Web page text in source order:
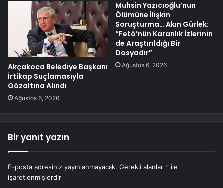
Akçakoca Belediye Başkanı
İrtikap Suçlamasıyla
Gözaltına Alındı
Ağustos 6, 2026
Muhsin Yazıcıoğlu’nun
Ölümüne İlişkin
Soruşturma… Akın Gürlek:
“Fetö’nün Karanlık İzlerinin
de Araştırıldığı Bir
Dosyadır”
Ağustos 6, 2026
Bir yanıt yazın
E-posta adresiniz yayınlanmayacak. Gerekli alanlar * ile
işaretlenmişlerdir